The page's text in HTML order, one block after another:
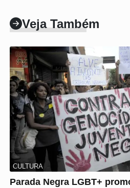
Veja Também
CULTURA
Parada Negra LGBT+